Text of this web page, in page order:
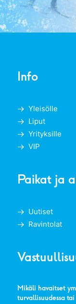
Info
Yleisölle
Liput
Yrityksille
VIP
Paikat ja
Uutiset
Ravintolat
Mikäli havaitset
turvallisuudessa